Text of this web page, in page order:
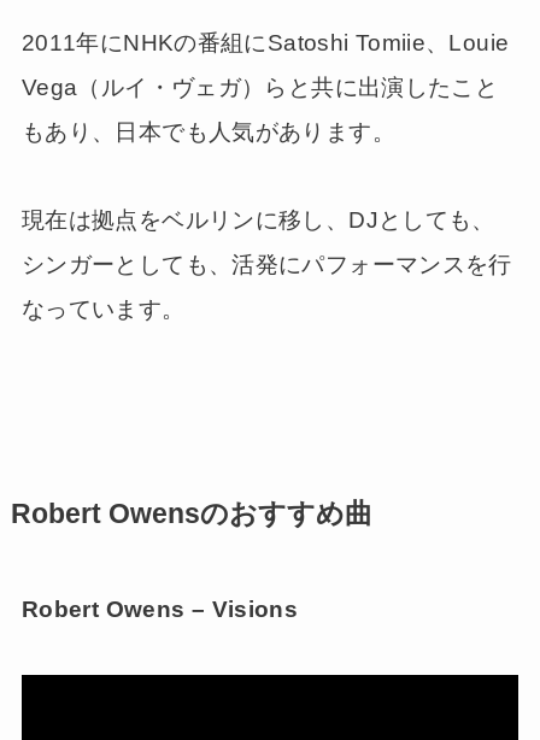
2011年にNHKの番組にSatoshi Tomiie、Louie
Vega（ルイ・ヴェガ）らと共に出演したこと
もあり、日本でも人気があります。
現在は拠点をベルリンに移し、DJとしても、
シンガーとしても、活発にパフォーマンスを行
なっています。
Robert Owensのおすすめ曲
Robert Owens – Visions